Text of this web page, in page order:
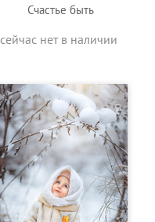
Счастье быть
сейчас нет в наличии